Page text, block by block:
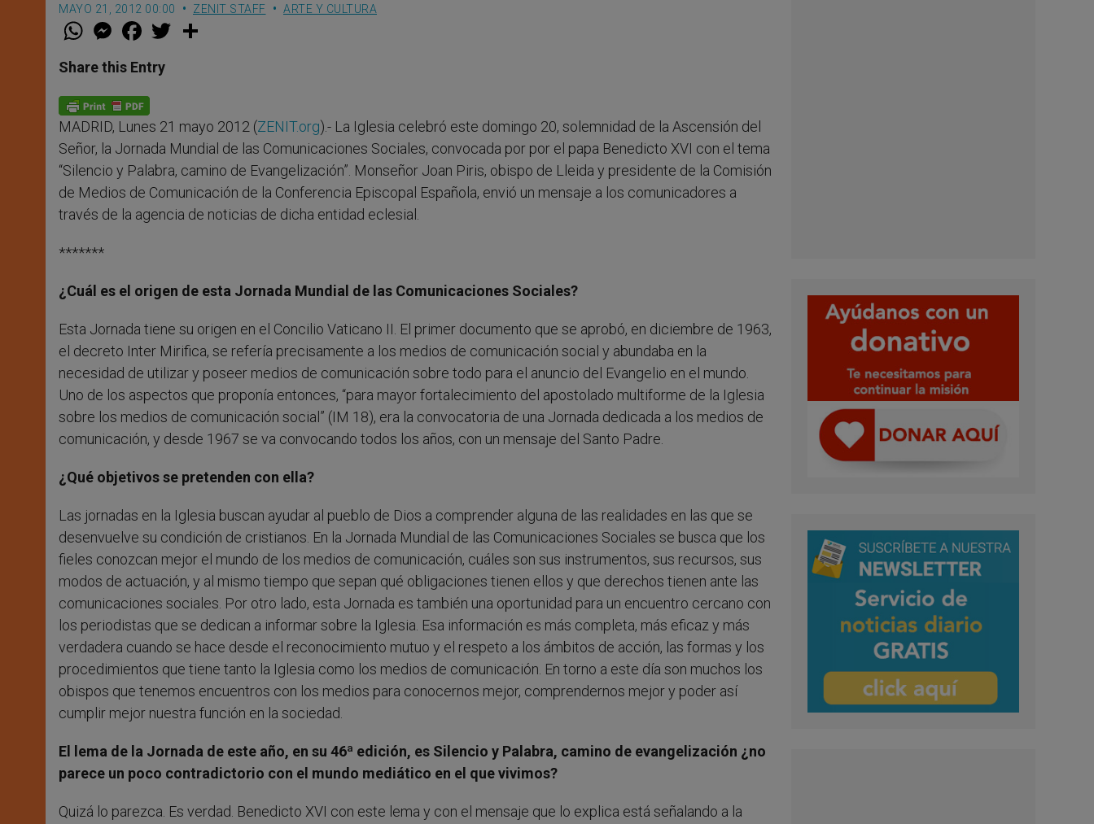
MAYO 21, 2012 00:00 ZENIT STAFF ARTE Y CULTURA
W
t
s
p
p
M
e
s
e
g
e
r
F
a
e
b
o
k
w
Share this Entry
MADRID, Lunes 21 mayo 2012 (ZENIT.org).- La Iglesia celebró este domingo 20, solemnidad de la Ascensión del
Señor, la Jornada Mundial de las Comunicaciones Sociales, convocada por por el papa Benedicto XVI con el tema
“Silencio y Palabra, camino de Evangelización”. Monseñor Joan Piris, obispo de Lleida y presidente de la Comisión
de Medios de Comunicación de la Conferencia Episcopal Española, envió un mensaje a los comunicadores a
través de la agencia de noticias de dicha entidad eclesial.
*******
¿Cuál es el origen de esta Jornada Mundial de las Comunicaciones Sociales?
Esta Jornada tiene su origen en el Concilio Vaticano II. El primer documento que se aprobó, en diciembre de 1963,
el decreto Inter Mirifica, se refería precisamente a los medios de comunicación social y abundaba en la
necesidad de utilizar y poseer medios de comunicación sobre todo para el anuncio del Evangelio en el mundo.
Uno de los aspectos que proponía entonces, “para mayor fortalecimiento del apostolado multiforme de la Iglesia
sobre los medios de comunicación social” (IM 18), era la convocatoria de una Jornada dedicada a los medios de
comunicación, y desde 1967 se va convocando todos los años, con un mensaje del Santo Padre.
¿Qué objetivos se pretenden con ella?
Las jornadas en la Iglesia buscan ayudar al pueblo de Dios a comprender alguna de las realidades en las que se
desenvuelve su condición de cristianos. En la Jornada Mundial de las Comunicaciones Sociales se busca que los
fieles conozcan mejor el mundo de los medios de comunicación, cuáles son sus instrumentos, sus recursos, sus
modos de actuación, y al mismo tiempo que sepan qué obligaciones tienen ellos y que derechos tienen ante las
comunicaciones sociales. Por otro lado, esta Jornada es también una oportunidad para un encuentro cercano con
los periodistas que se dedican a informar sobre la Iglesia. Esa información es más completa, más eficaz y más
verdadera cuando se hace desde el reconocimiento mutuo y el respeto a los ámbitos de acción, las formas y los
procedimientos que tiene tanto la Iglesia como los medios de comunicación. En torno a este día son muchos los
obispos que tenemos encuentros con los medios para conocernos mejor, comprendernos mejor y poder así
cumplir mejor nuestra función en la sociedad.
El lema de la Jornada de este año, en su 46ª edición, es Silencio y Palabra, camino de evangelización ¿no
parece un poco contradictorio con el mundo mediático en el que vivimos?
Quizá lo parezca. Es verdad. Benedicto XVI con este lema y con el mensaje que lo explica está señalando a la